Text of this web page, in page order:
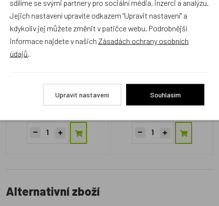
vážka
2 týdny
mravenci
Alternativní zboží
sdílíme se svými partnery pro sociální média, inzerci a analýzu.
Jejich nastavení upravíte odkazem "Upravit nastavení" a
kdykoliv jej můžete změnit v patičce webu. Podrobnější
informace najdete v našich Zásadách ochrany osobních
údajů
Upravit nastavení Souhlasím